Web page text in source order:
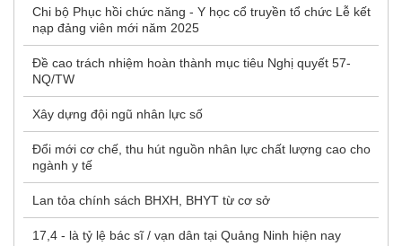
Chi bộ Phục hồi chức năng - Y học cổ truyền tổ chức Lễ kết
nạp đảng viên mới năm 2025
Đề cao trách nhiệm hoàn thành mục tiêu Nghị quyết 57-
NQ/TW
Xây dựng đội ngũ nhân lực số
Đổi mới cơ chế, thu hút nguồn nhân lực chất lượng cao cho
ngành y tế
Lan tỏa chính sách BHXH, BHYT từ cơ sở
17,4 - là tỷ lệ bác sĩ / vạn dân tại Quảng Ninh hiện nay